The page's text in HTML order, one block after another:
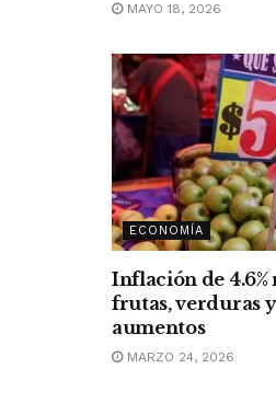
MAYO 18, 2026
ECONOMÍA
Inflación de 4.6%
frutas, verduras
aumentos
MARZO 24, 2026